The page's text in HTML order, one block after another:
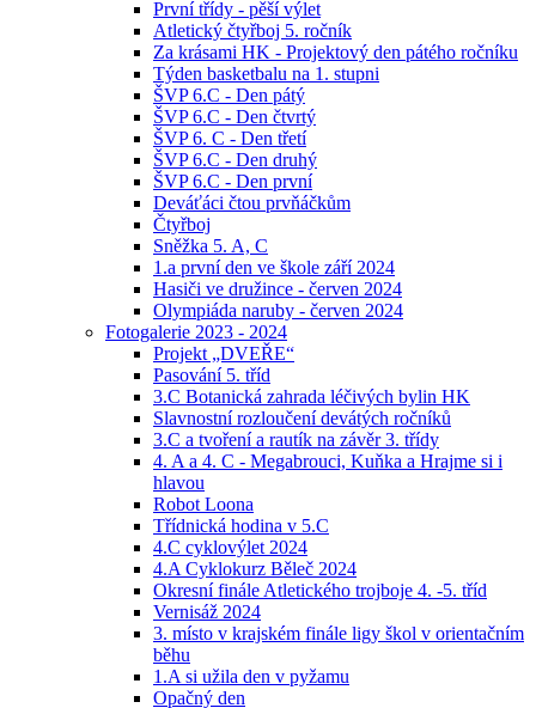
První třídy - pěší výlet
Atletický čtyřboj 5. ročník
Za krásami HK - Projektový den pátého ročníku
Týden basketbalu na 1. stupni
ŠVP 6.C - Den pátý
ŠVP 6.C - Den čtvrtý
ŠVP 6. C - Den třetí
ŠVP 6.C - Den druhý
ŠVP 6.C - Den první
Deváťáci čtou prvňáčkům
Čtyřboj
Sněžka 5. A, C
1.a první den ve škole září 2024
Hasiči ve družince - červen 2024
Olympiáda naruby - červen 2024
Fotogalerie 2023 - 2024
Projekt „DVEŘE“
Pasování 5. tříd
3.C Botanická zahrada léčivých bylin HK
Slavnostní rozloučení devátých ročníků
3.C a tvoření a rautík na závěr 3. třídy
4. A a 4. C - Megabrouci, Kuňka a Hrajme si i
hlavou
Robot Loona
Třídnická hodina v 5.C
4.C cyklovýlet 2024
4.A Cyklokurz Běleč 2024
Okresní finále Atletického trojboje 4. -5. tříd
Vernisáž 2024
3. místo v krajském finále ligy škol v orientačním
běhu
1.A si užila den v pyžamu
Opačný den